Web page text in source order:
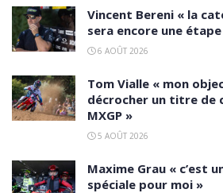
Vincent Bereni « la
sera encore une
6 AOÛT 2026
Tom Vialle « mon
décrocher un titre de
MXGP »
5 AOÛT 2026
Maxime Grau « c’est
spéciale pour moi »